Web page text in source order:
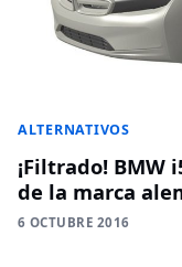
ALTERNATIVOS
¡Filtrado! BMW
de la marca
6 OCTUBRE 2016